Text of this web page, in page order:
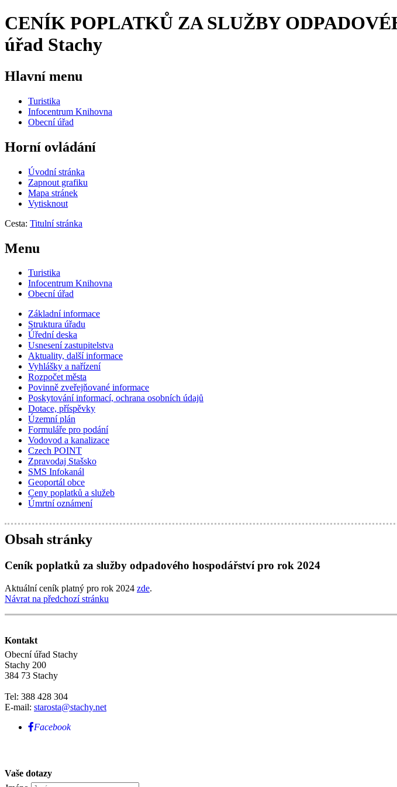
CENÍK POPLATKŮ ZA SLUŽBY
úřad Stachy
Hlavní menu
Turistika
Infocentrum Knihovna
Obecní úřad
Horní ovládání
Úvodní stránka
Zapnout grafiku
Mapa stránek
Vytisknout
Cesta: Titulní stránka
Menu
Turistika
Infocentrum Knihovna
Obecní úřad
Základní informace
Struktura úřadu
Úřední deska
Usnesení zastupitelstva
Aktuality, další informace
Vyhlášky a nařízení
Rozpočet města
Povinně zveřejňované informace
Poskytování informací, ochrana osobních údajů
Dotace, příspěvky
Územní plán
Formuláře pro podání
Vodovod a kanalizace
Czech POINT
Zpravodaj Stašsko
SMS Infokanál
Geoportál obce
Ceny poplatků a služeb
Úmrtní oznámení
Obsah stránky
Ceník poplatků za služby odpadového hospodářství pro rok 2024
Aktuální ceník platný pro rok 2024 zde.
Návrat na předchozí stránku
Kontakt
Obecní úřad Stachy
Stachy 200
384 73 Stachy
Tel: 388 428 304
E-mail: starosta@stachy.net
Facebook
Vaše dotazy